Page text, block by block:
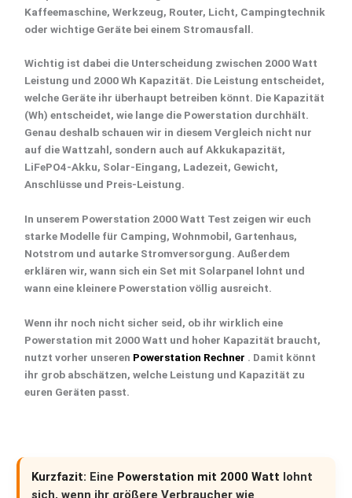
Kaffeemaschine,Werkzeug, Router, Licht, Campingtechnik
oder wichtige Geräte bei einem Stromausfall.
Wichtig ist dabei die Unterscheidung zwischen 2000 Watt
Leistung und 2000 Wh Kapazität. Die Leistung entscheidet,
welche Geräte ihr überhaupt betreiben könnt. Die Kapazität
(Wh) entscheidet, wie lange die Powerstation durchhält.
Genau deshalb schauen wir in diesem Vergleich nicht nur
auf die Wattzahl, sondern auch aufAkkukapazität,
LiFePO4-Akku, Solar-Eingang, Ladezeit, Gewicht,
Anschlüsse und Preis-Leistung.
In unserem Powerstation 2000 Watt Test zeigen wir euch
starke Modelle für Camping,Wohnmobil, Gartenhaus,
Notstrom und autarke Stromversorgung. Außerdem
erklären wir, wann sich ein Set mit Solarpanel lohnt und
wann eine kleinere Powerstation völlig ausreicht.
Wenn ihr noch nicht sicher seid, ob ihr wirklich eine
Powerstation mit 2000 Watt und hoher Kapazität braucht,
nutzt vorher unseren Powerstation Rechner . Damit könnt
ihr grob abschätzen, welche Leistung und Kapazität zu
euren Geräten passt.
Kurzfazit: Eine Powerstation mit 2000 Watt lohnt
sich, wenn ihr größere Verbraucher wie